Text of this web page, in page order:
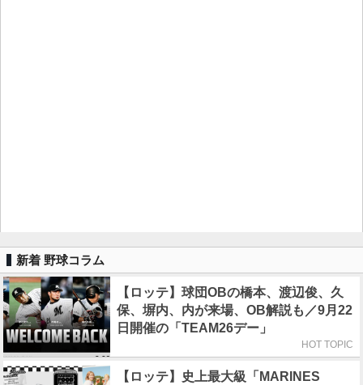
新着 野球コラム
【ロッテ】球団OBの橋本、渡辺俊、久
保、塀内、内が来場、OB解説も／9月22
日開催の「TEAM26デー」
HOT TOPIC
【ロッテ】史上最大級「MARINES